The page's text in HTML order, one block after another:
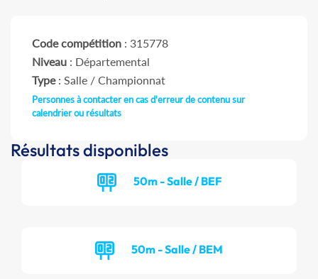
Code compétition : 315778
Niveau : Départemental
Type: Salle / Championnat
Personnes à contacter en cas d'erreur de contenu sur
calendrier ou résultats
Résultats disponibles
50m - Salle / BEF
50m - Salle / BEM